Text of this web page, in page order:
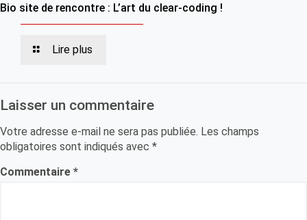
Bio site de rencontre : L’art du clear-coding !
Lire plus
Laisser un commentaire
Votre adresse e-mail ne sera pas publiée. Les champs
obligatoires sont indiqués avec *
Commentaire *